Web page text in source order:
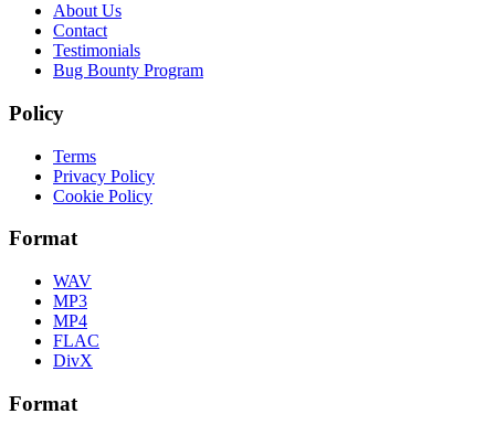
About Us
Contact
Testimonials
Bug Bounty Program
Policy
Terms
Privacy Policy
Cookie Policy
Format
WAV
MP3
MP4
FLAC
DivX
Format